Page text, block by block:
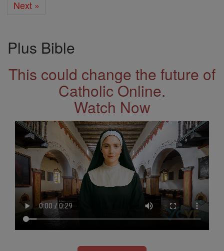
Next »
Plus Bible
This could change the future of
Catholic Online.
Watch Now